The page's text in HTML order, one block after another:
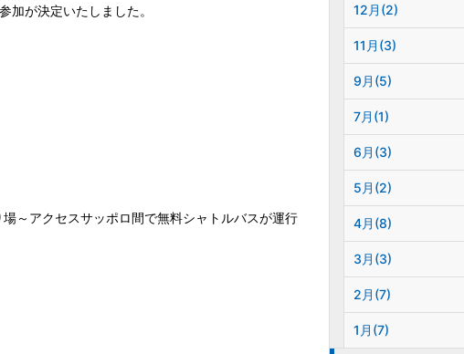
加が決定いたしました。
アクセスサッポロ間で無料シャトルバスが運行
12月(2)
11月(3)
9月(5)
7月(1)
6月(3)
5月(2)
4月(8)
3月(3)
2月(7)
1月(7)